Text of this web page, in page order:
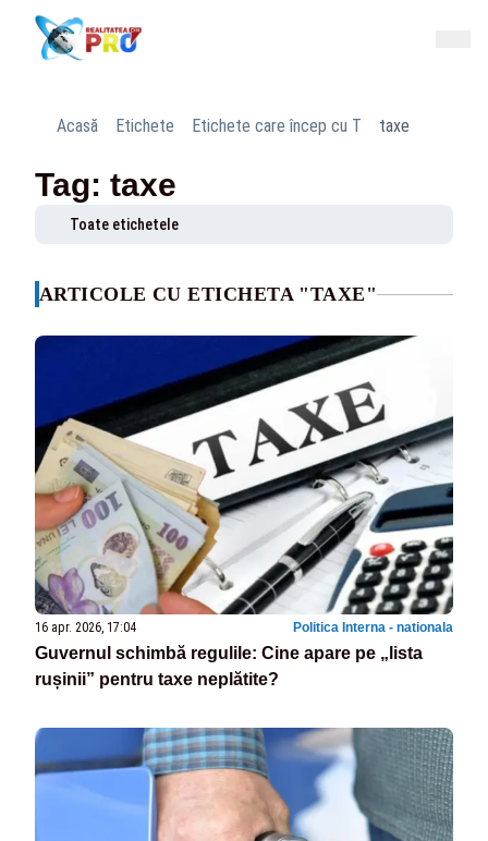
Acasă Etichete Etichete care încep cu T taxe
Tag: taxe
Toate etichetele
ARTICOLE CU ETICHETA "TAXE"
16 apr. 2026, 17:04 Politica Interna - nationala
Guvernul schimbă regulile: Cine apare pe „lista
rușinii” pentru taxe neplătite?